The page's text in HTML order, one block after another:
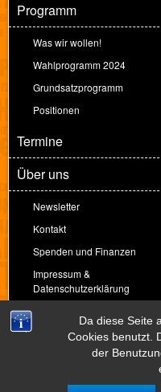
Da diese Seite
Cookies benutzt.
der
Programm
Was wir wollen!
Wahlprogramm 2024
Grundsatzprogramm
Positionen
Termine
Über uns
Newsletter
Kontakt
Spenden und Finanzen
Impressum &
Datenschutzerklärung
Spenden
Theme